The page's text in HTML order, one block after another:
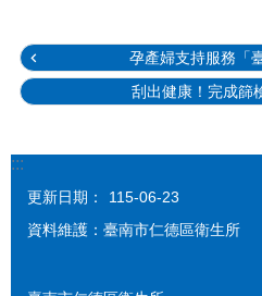
孕產婦支持服務「
刮出健康！完成篩
:::
更新日期：
115-06-23
資料維護：臺南市仁德區衛生所